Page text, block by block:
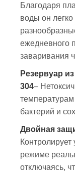
Благодаря
воды он
ежедневного
заваривания
Резервуар
304–
температурам
бактерий и
Двойная
режиме
отключаясь,